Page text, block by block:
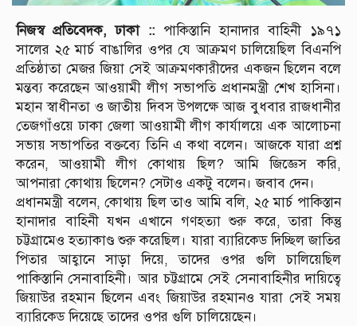
নিজস্ব প্রতিবেদক, ঢাকা :: পাকিস্তানি হানাদার বাহিনী ১৯৭১
সালের ২৫ মার্চ বাঙালির ওপর যে আক্রমণ চালিয়েছিল বিএনপি
প্রতিষ্ঠাতা মেজর জিয়া সেই আক্রমণকারীদের একজন ছিলেন বলে
মন্তব্য করেছেন আওয়ামী লীগ সভাপতি প্রধানমন্ত্রী শেখ হাসিনা।
মহান স্বাধীনতা ও জাতীয় দিবস উপলক্ষে আজ বুধবার রাজধানীর
তেজগাঁওয়ে ঢাকা জেলা আওয়ামী লীগ কার্যালয়ে এক আলোচনা
সভায় সভাপতির বক্তব্যে তিনি এ কথা বলেন। আজকে যারা প্রশ্ন
করেন, আওয়ামী লীগ কোথায় ছিল? আমি জিজ্ঞেস করি,
আপনারা কোথায় ছিলেন? সেটাও একটু বলেন। জবাব দেন।
প্রধানমন্ত্রী বলেন, কোথায় ছিল তাও আমি বলি, ২৫ মার্চ পাকিস্তান
হানাদার বাহিনী যখন এখানে গণহত্যা শুরু করে, তারা কিন্তু
চট্টগ্রামেও হত্যাকাণ্ড শুরু করেছিল। যারা ব্যারিকেড দিচ্ছিল জাতির
পিতার আহ্বানে সাড়া দিয়ে, তাদের ওপর গুলি চালিয়েছিল
পাকিস্তানি সেনাবাহিনী। আর চট্টগ্রামে সেই সেনাবাহিনীর দায়িত্বে
জিয়াউর রহমান ছিলেন এবং জিয়াউর রহমানও যারা সেই সময়
ব্যারিকেড দিয়েছে তাদের ওপর গুলি চালিয়েছেন।